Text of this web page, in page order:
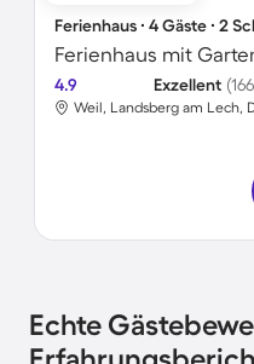
Ferienhaus ∙ 4 Gäste ∙ 2
Ferienhaus mit
4.9 Exzellent
Weil, Landsberg am Lech,
Echte